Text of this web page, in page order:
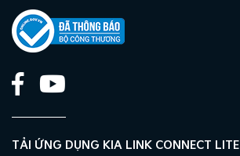
TẢI ỨNG DỤNG KIA LINK CONNECT LITE